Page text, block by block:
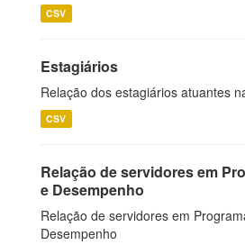
CSV
Estagiários
Relação dos estagiários atuantes
CSV
Relação de servidores em
e Desempenho
Relação de servidores em
Desempenho